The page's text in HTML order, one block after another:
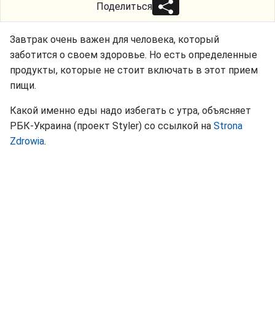
Поделиться
Завтрак очень важен для человека, который
заботится о своем здоровье. Но есть определенные
продукты, которые не стоит включать в этот прием
пищи.
Какой именно еды надо избегать с утра, объясняет
РБК-Украина (проект Styler) со ссылкой на Strona
Zdrowia.